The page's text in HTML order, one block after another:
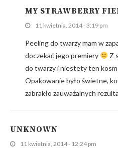
MY STRAWBERRY
11 kwietnia, 2014 - 3:19 pm
Peeling do twarzy mam w
doczekać jego premiery
Z
do twarzy i niestety ten
Opakowanie było świetne,
zabrakło zauważalnych
UNKNOWN
11 kwietnia, 2014 - 12:24 pm